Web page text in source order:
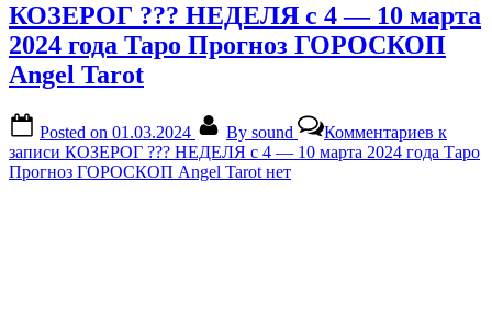
КОЗЕРОГ ??? НЕДЕЛЯ с 4 — 10 марта
2024 года Таро Прогноз ГОРОСКОП
Angel Tarot
Posted on 01.03.2024 By sound Комментариев к
записи КОЗЕРОГ ??? НЕДЕЛЯ с 4 — 10 марта 2024 года Таро
Прогноз ГОРОСКОП Angel Tarot нет